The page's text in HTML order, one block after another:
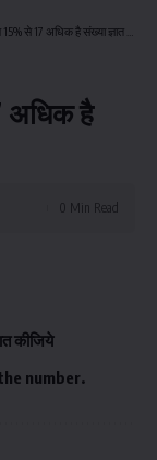
से 17 अधिक है संख्या ज्ञात कीजिये
अधिक है
0 Min Read
कीजिये
number.